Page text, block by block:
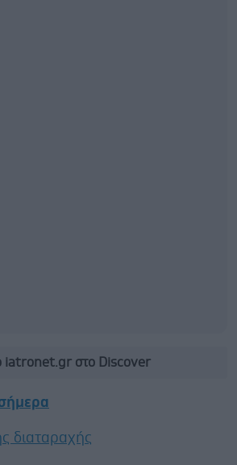
iatronet.gr στο Discover
διαταραχής